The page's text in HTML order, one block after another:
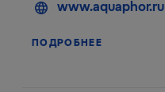
www.aquaphor.ru
ПОДРОБНЕЕ